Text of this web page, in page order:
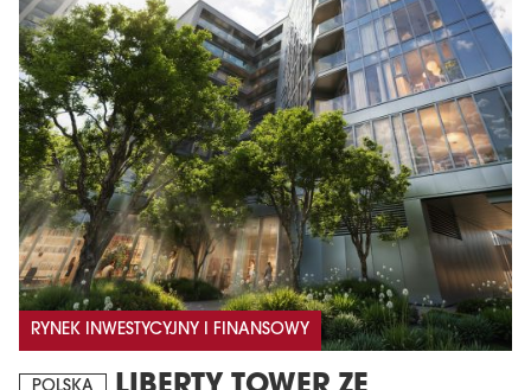
RYNEK INWESTYCYJNY I FINANSOWY